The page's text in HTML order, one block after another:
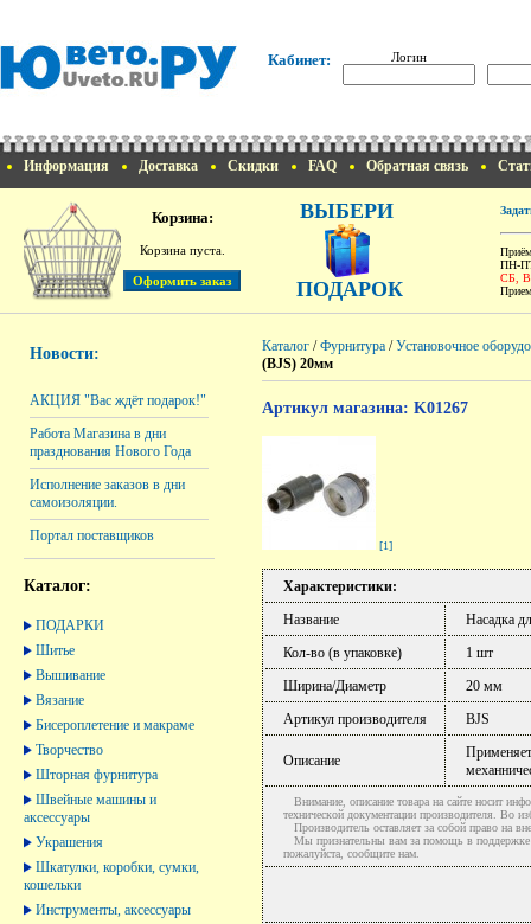
Кабинет: Логин
Информация Доставка Скидки FAQ Обратная связь
Корзина:
Корзина пуста.
ВЫБЕРИ
ПОДАРОК
ПН-
СБ,
Новости:
АКЦИЯ "Вас ждёт подарок!"
Работа Магазина в дни
празднования Нового Года
Исполнение заказов в дни
самоизоляции.
Портал поставщиков
Каталог:
ПОДАРКИ
Шитье
Вышивание
Вязание
Бисероплетение и макраме
Творчество
Шторная фурнитура
Швейные машины и
аксессуары
Украшения
Шкатулки, коробки, сумки,
кошельки
Инструменты, аксессуары
Каталог /Фурнитура /Установочное
(BJS) 20мм
Артикул магазина: K01267
[1]
Характеристики:
Название
Насадка
Кол-во (в упаковке)
1 шт
Ширина/Диаметр
20 мм
Артикул производителя
BJS
Описание
Внимание, описание товара на сайте носит
технической документации производителя. Во
Производитель оставляет за собой право на
Мы признательны вам за помощь в поддержке
пожалуйста, сообщите нам.